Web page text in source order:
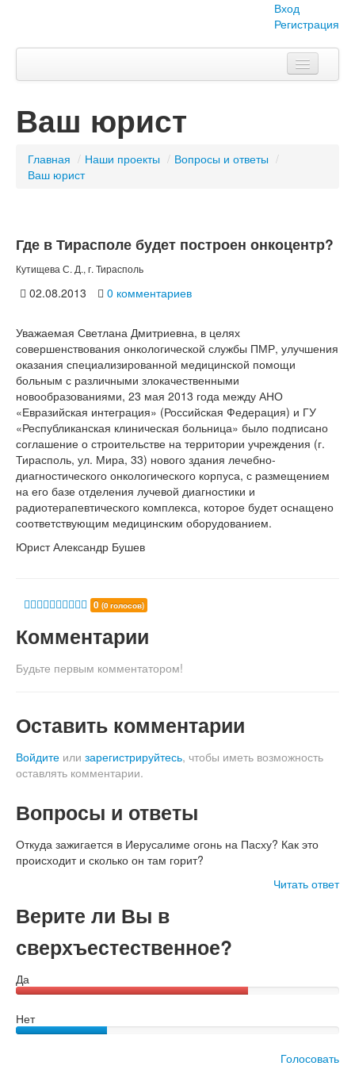
Вход
Регистрация
Тема номера
Объявления
Наши проекты
Вопросы-ответы
Ваш юрист
Главная / Наши проекты / Вопросы и ответы /
Ваш юрист
Где в Тирасполе будет построен онкоцентр?
Кутищева С. Д., г. Тирасполь
02.08.2013 0 комментариев
Уважаемая Светлана Дмитриевна, в целях
совершенствования онкологической службы ПМР, улучшения
оказания специализированной медицинской помощи
больным с различными злокачественными
новообразованиями, 23 мая 2013 года между АНО
«Евразийская интеграция» (Российская Федерация) и ГУ
«Республиканская клиническая больница» было подписано
соглашение о строительстве на территории учреждения (г.
Тирасполь, ул. Мира, 33) нового здания лечебно-
диагностического онкологического корпуса, с размещением
на его базе отделения лучевой диагностики и
радиотерапевтического комплекса, которое будет оснащено
соответствующим медицинским оборудованием.
Юрист Александр Бушев
0 (0 голосов)
Комментарии
Будьте первым комментатором!
Оставить комментарии
Войдите или зарегистрируйтесь, чтобы иметь возможность
оставлять комментарии.
Вопросы и ответы
Откуда зажигается в Иерусалиме огонь на Пасху? Как это
происходит и сколько он там горит?
Читать ответ
Верите ли Вы в
сверхъестественное?
Да
Нет
Голосовать